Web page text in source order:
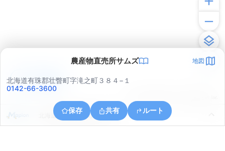
農産物直売所サムズ 地図
北海道有珠郡壮瞥町字滝之町３８４−１
0142-66-3600
保存 共有 ルート
北海道有珠郡壮瞥町字滝之町
アプリで見る